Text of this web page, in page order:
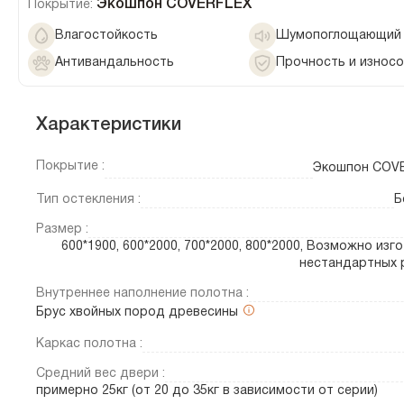
Покрытие: Экошпон COVERFLEX
Влагостойкость Шумопоглощающий
Антивандальность Прочность и
Характеристики
Покрытие : Экошпон
Тип остекления :
Размер :
600*1900, 600*2000, 700*2000, 800*2000, Возможно
нестандартных
Внутреннее наполнение полотна :
Брус хвойных пород древесины
Каркас полотна :
Средний вес двери :
примерно 25кг (от 20 до 35кг в зависимости от серии)